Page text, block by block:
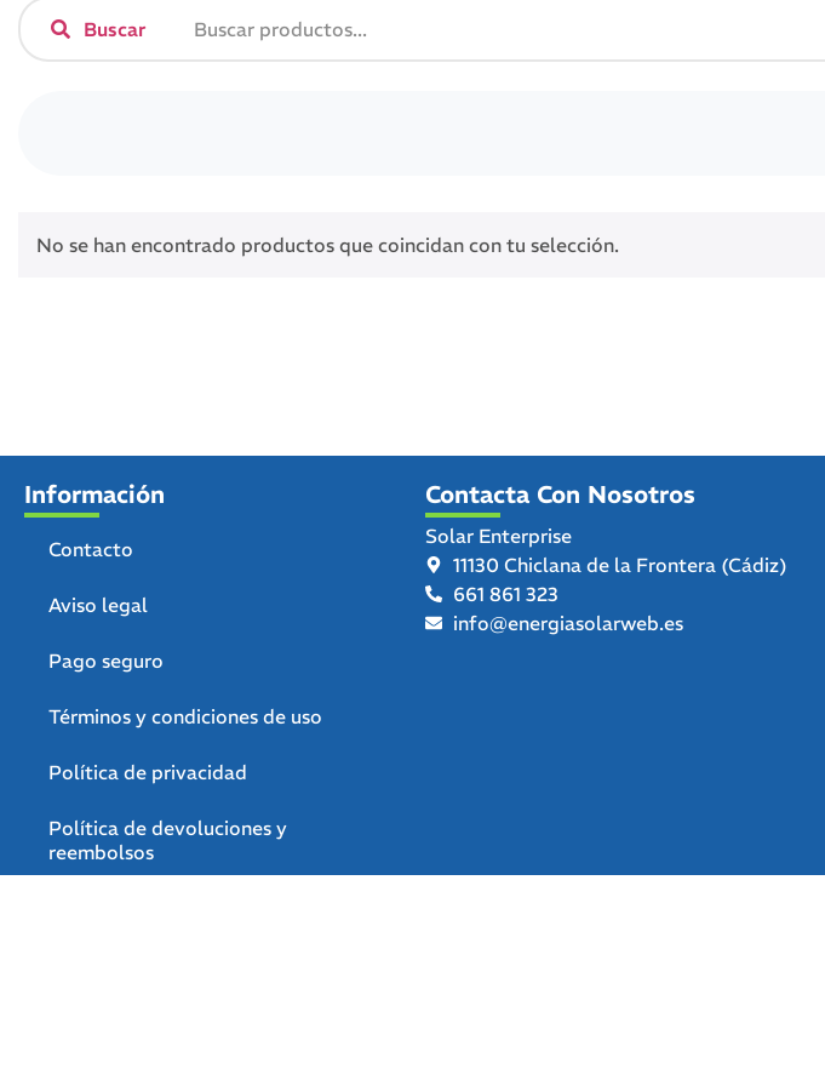
Buscar
No se han encontrado productos que coincidan con tu selección.
Información
Contacto
Aviso legal
Pago seguro
Términos y condiciones de uso
Política de privacidad
Política de devoluciones y
reembolsos
Contacta Con Nosotros
Solar Enterprise
11130 Chiclana de la Frontera (Cádiz)
661 861 323
info@energiasolarweb.es